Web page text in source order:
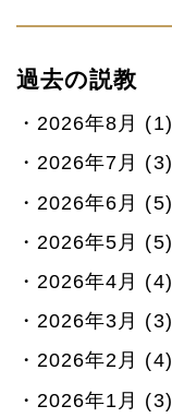
過去の説教
2026年8月 (1)
2026年7月 (3)
2026年6月 (5)
2026年5月 (5)
2026年4月 (4)
2026年3月 (3)
2026年2月 (4)
2026年1月 (3)